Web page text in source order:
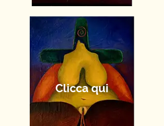
Clicca qui